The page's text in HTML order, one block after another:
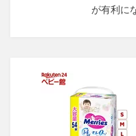
が有利に